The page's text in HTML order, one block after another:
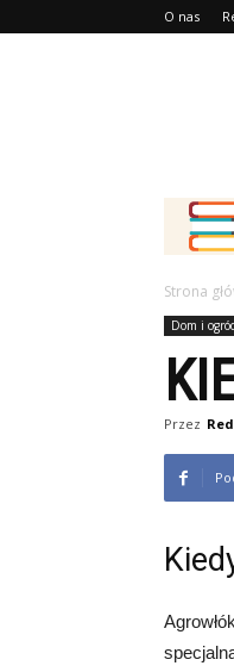
O nas
Strona
Dom i
Przez